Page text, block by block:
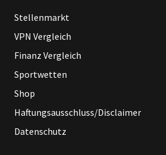
Stellenmarkt
VPN Vergleich
Finanz Vergleich
Sportwetten
Shop
Haftungsausschluss/Disclaimer
Datenschutz